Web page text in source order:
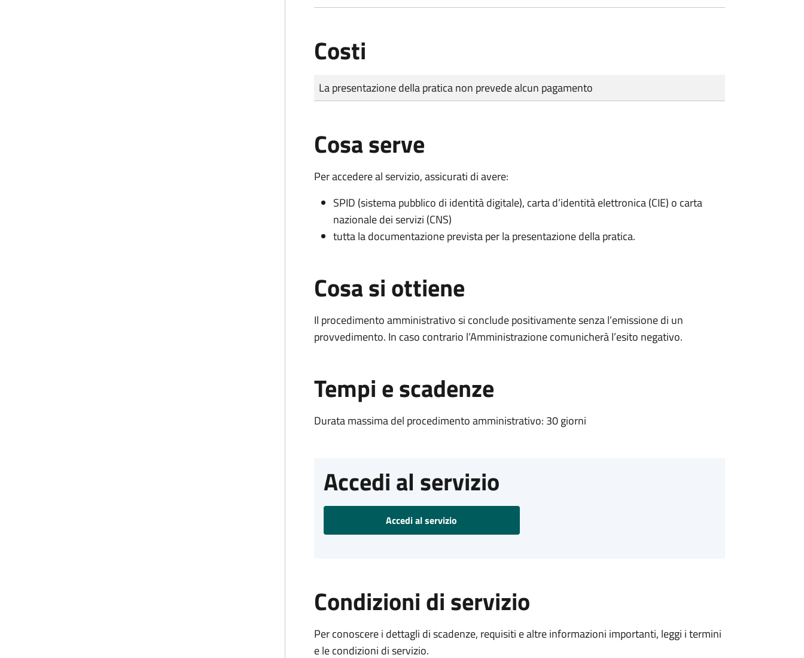
Costi
Tipo di pagamento
Importo
La presentazione della pratica non prevede alcun pagamento
Cosa serve
Per accedere al servizio, assicurati di avere:
SPID (sistema pubblico di identità digitale), carta d’identità elettronica (CIE) o carta
nazionale dei servizi (CNS)
tutta la documentazione prevista per la presentazione della pratica.
Cosa si ottiene
Il procedimento amministrativo si conclude positivamente senza l’emissione di un
provvedimento. In caso contrario l’Amministrazione comunicherà l’esito negativo.
Tempi e scadenze
Durata massima del procedimento amministrativo: 30 giorni
Accedi al servizio
Accedi al servizio
Condizioni di servizio
Per conoscere i dettagli di scadenze, requisiti e altre informazioni importanti, leggi i termini
e le condizioni di servizio.